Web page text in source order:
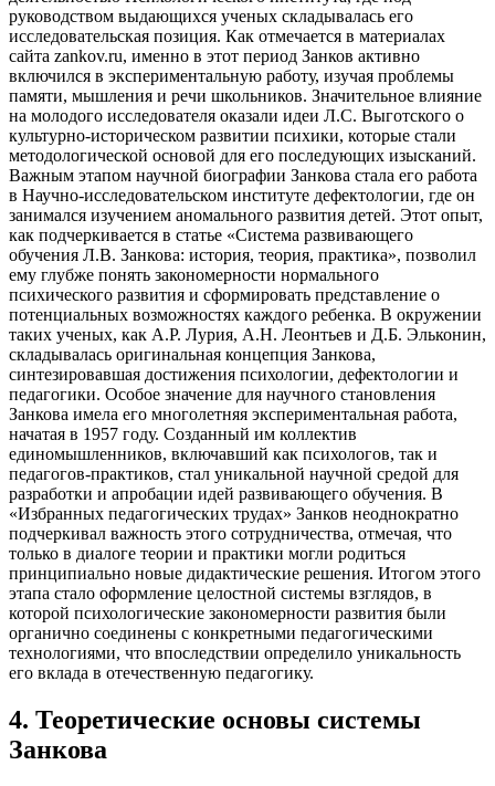
руководством выдающихся ученых складывалась его
исследовательская позиция. Как отмечается в материалах
сайта zankov.ru, именно в этот период Занков активно
включился в экспериментальную работу, изучая проблемы
памяти, мышления и речи школьников. Значительное влияние
на молодого исследователя оказали идеи Л.С. Выготского о
культурно-историческом развитии психики, которые стали
методологической основой для его последующих изысканий.
Важным этапом научной биографии Занкова стала его работа
в Научно-исследовательском институте дефектологии, где он
занимался изучением аномального развития детей. Этот опыт,
как подчеркивается в статье «Система развивающего
обучения Л.В. Занкова: история, теория, практика», позволил
ему глубже понять закономерности нормального
психического развития и сформировать представление о
потенциальных возможностях каждого ребенка. В окружении
таких ученых, как А.Р. Лурия, А.Н. Леонтьев и Д.Б. Эльконин,
складывалась оригинальная концепция Занкова,
синтезировавшая достижения психологии, дефектологии и
педагогики. Особое значение для научного становления
Занкова имела его многолетняя экспериментальная работа,
начатая в 1957 году. Созданный им коллектив
единомышленников, включавший как психологов, так и
педагогов-практиков, стал уникальной научной средой для
разработки и апробации идей развивающего обучения. В
«Избранных педагогических трудах» Занков неоднократно
подчеркивал важность этого сотрудничества, отмечая, что
только в диалоге теории и практики могли родиться
принципиально новые дидактические решения. Итогом этого
этапа стало оформление целостной системы взглядов, в
которой психологические закономерности развития были
органично соединены с конкретными педагогическими
технологиями, что впоследствии определило уникальность
его вклада в отечественную педагогику.
4. Теоретические основы системы
Занкова